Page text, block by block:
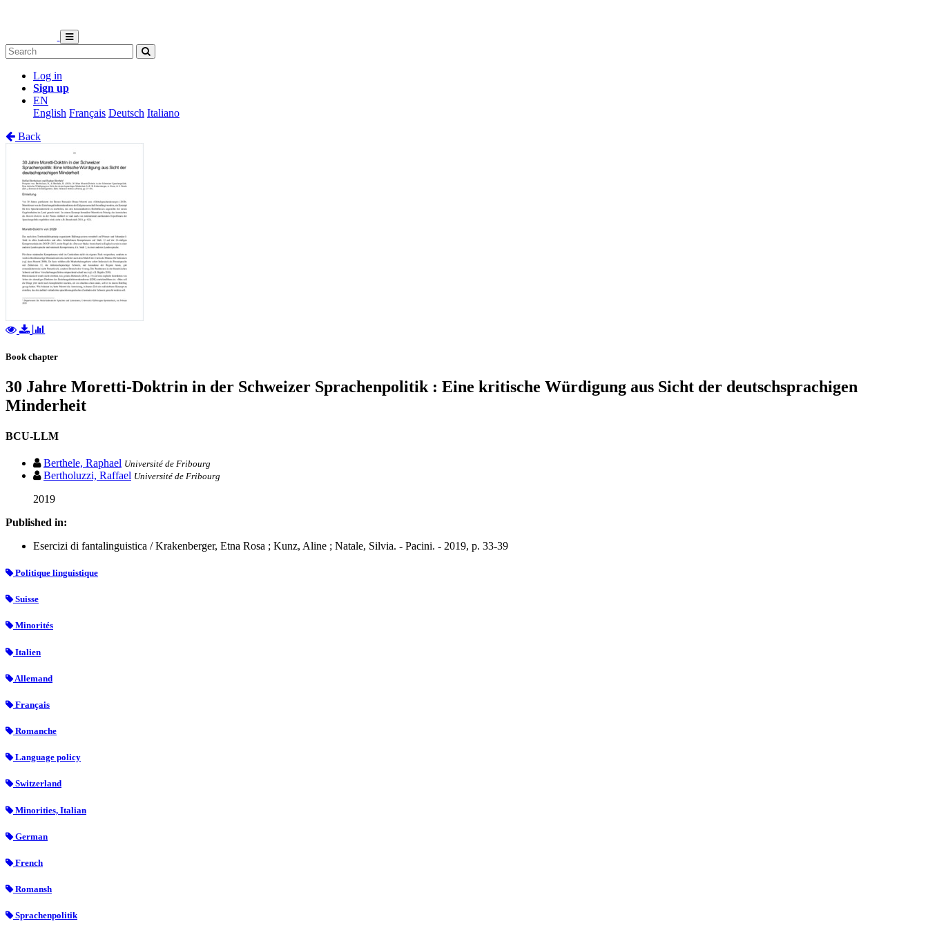
Log in
Sign up
EN
English Français Deutsch Italiano
Back
Book chapter
30 Jahre Moretti-Doktrin in der Schweizer Sprachenpolitik : Eine kritische Würdigung aus Sicht der deutschsprachigen
Minderheit
BCU-LLM
Berthele, Raphael Université de Fribourg
Bertholuzzi, Raffael Université de Fribourg
2019
Published in:
Esercizi di fantalinguistica / Krakenberger, Etna Rosa ; Kunz, Aline ; Natale, Silvia. - Pacini. - 2019, p. 33-39
Politique linguistique
Suisse
Minorités
Italien
Allemand
Français
Romanche
Language policy
Switzerland
Minorities, Italian
German
French
Romansh
Sprachenpolitik